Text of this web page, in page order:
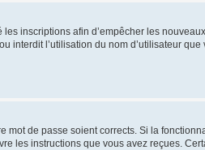
les inscriptions afin d’empêcher les
interdit l’utilisation du nom d’utilisateur
mot de passe soient corrects. Si la
les instructions que vous avez reçues.